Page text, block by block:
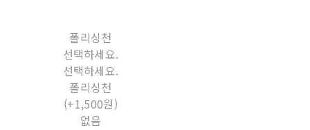
폴리싱천
선택하세요.
선택하세요.
폴리싱천
(+1,500원)
없음